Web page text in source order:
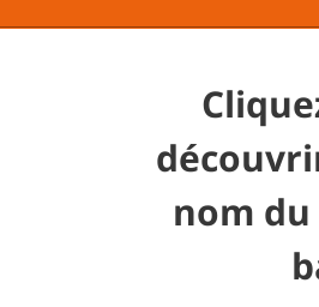
nom